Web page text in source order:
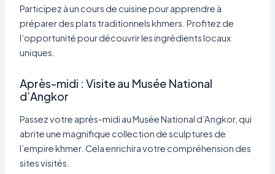
Participez à un cours de cuisine pour apprendre à
préparer des plats traditionnels khmers. Profitez de
l’opportunité pour découvrir les ingrédients locaux
uniques.
Après-midi : Visite au Musée National
d’Angkor
Passez votre après-midi au Musée National d’Angkor, qui
abrite une magnifique collection de sculptures de
l’empire khmer. Cela enrichira votre compréhension des
sites visités.